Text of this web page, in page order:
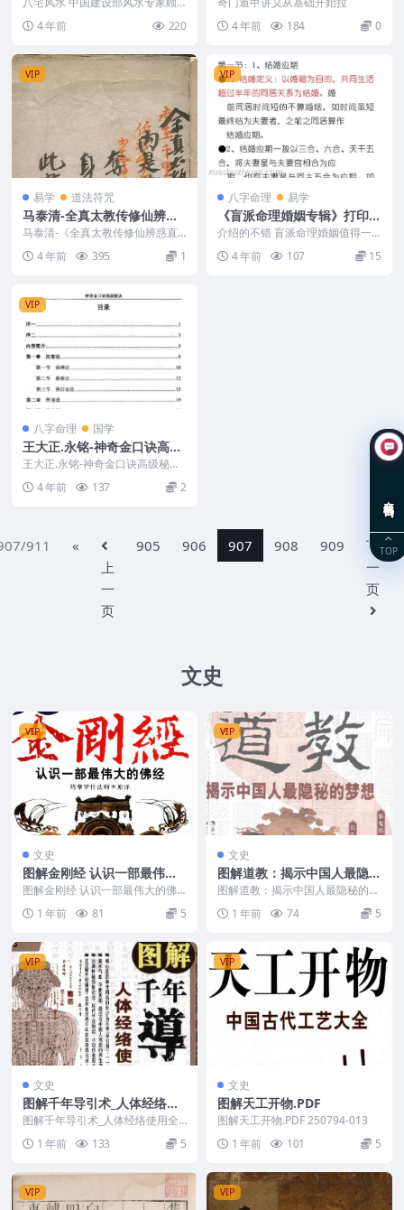
统文化中 风水别...
4 年前 220
4 年前
184 0
VIP
易学 道法符咒
马泰清-全真太教传修仙辨惑
直指口诀妙奥.清手钞本.pdf
百度网盘下载
马泰清-《全真太教传修仙辨惑直
指口诀妙奥》是一个清末的钞本，
书中记为天台紫阳真人...
4 年前 395 1
VIP
八字命理 易学
《盲派命理婚姻专辑》打印版
227页
介绍的不错 盲派命理婚姻值得一
看 2404131 打印婚姻专辑盲派
4 年前 107 15
VIP
八字命理 国学
王大正.永铭-神奇金口诀高级
秘诀178页
王大正.永铭-神奇金口诀高级秘诀
4 年前 137 2
911
«
上
一
页
905 906 907 908 909
下
一
页
文史
VIP
文史
图解金刚经 认识一部最伟大
的佛经 琼那.诺布旺典编著20
07.pdf
图解金刚经 认识一部最伟大的佛
经 琼那.诺布旺典编著2007.pdf 25
079...1 年前 81 5
VIP
文史
图解道教：揭示中国人最隐秘
的梦想.pdf
图解道教：揭示中国人最隐秘的梦
1 年前 74 5
VIP
文史
图解千年导引术_人体经络使
用全书.pdf
图解千年导引术_人体经络使用全
1 年前 133 5
VIP
文史
图解天工开物.PDF
图解天工开物.PDF 250794-013
1 年前
101 5
VIP VIP
TOP